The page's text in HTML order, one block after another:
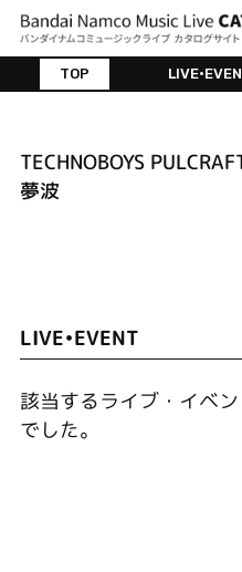
TOP
TECHNOBOYS
夢波
LIVE•EVENT
該当するライブ・イベ
でした。